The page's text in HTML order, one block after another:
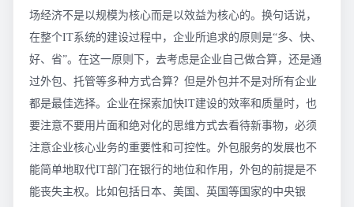
场经济不是以规模为核心而是以效益为核心的。换句话说，
在整个IT系统的建设过程中，企业所追求的原则是“多、快、
好、省”。在这一原则下，去考虑是企业自己做合算，还是通
过外包、托管等多种方式合算？但是外包并不是对所有企业
都是最佳选择。企业在探索加快IT建设的效率和质量时，也
要注意不要用片面和绝对化的思维方式去看待新事物，必须
注意企业核心业务的重要性和可控性。外包服务的发展也不
能简单地取代IT部门在银行的地位和作用，外包的前提是不
能丧失主权。比如包括日本、美国、英国等国家的中央银